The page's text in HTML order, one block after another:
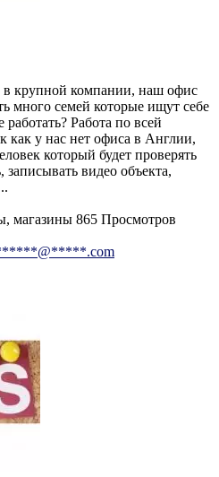
крупной компании, наш офис
много семей которые ищут себе
Работа по всей
как у нас нет офиса в Англии,
который будет проверять
видео объекта,
магазины 865 Просмотров